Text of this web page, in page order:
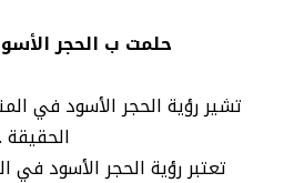
حلمت ب الحجر
تشير رؤية الحجر الأسود في
الحقيقة .
تعتبر رؤية الحجر الأسود في